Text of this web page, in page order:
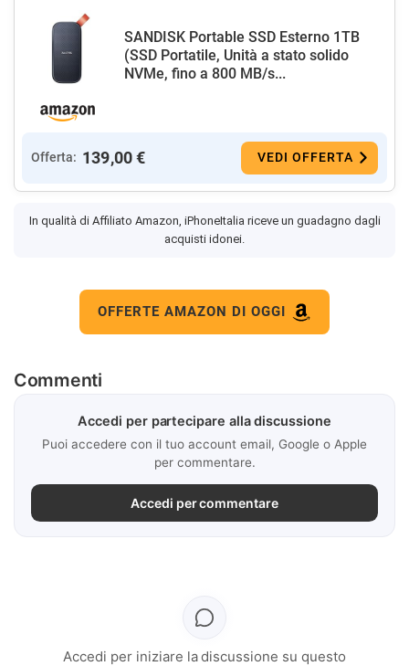
SANDISK Portable SSD Esterno 1TB
(SSD Portatile, Unità a stato solido
NVMe, fino a 800 MB/s...
Offerta: 139,00 € VEDI OFFERTA
In qualità di Affiliato Amazon, iPhoneItalia riceve un guadagno dagli
acquisti idonei.
OFFERTE AMAZON DI OGGI
Commenti
Accedi per partecipare alla discussione
Puoi accedere con il tuo account email, Google o Apple
per commentare.
Accedi per commentare
Accedi per iniziare la discussione su questo